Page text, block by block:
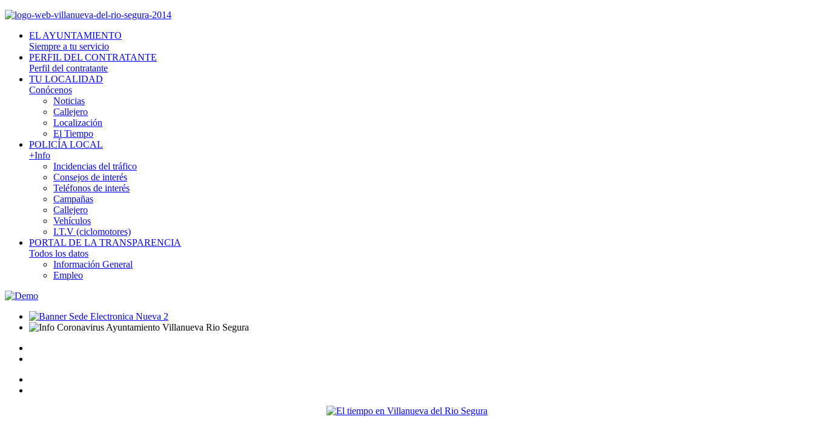
EL AYUNTAMIENTO
Siempre a tu servicio
PERFIL DEL CONTRATANTE
Perfil del contratante
TU LOCALIDAD
Conócenos
Noticias
Callejero
Localización
El Tiempo
POLICÍA LOCAL
+Info
Incidencias del tráfico
Consejos de interés
Teléfonos de interés
Campañas
Callejero
Vehículos
I.T.V (ciclomotores)
PORTAL DE LA TRANSPARENCIA
Todos los datos
Información General
Empleo